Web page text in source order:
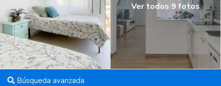
Ver todos 9 fotos
Búsqueda avanzada